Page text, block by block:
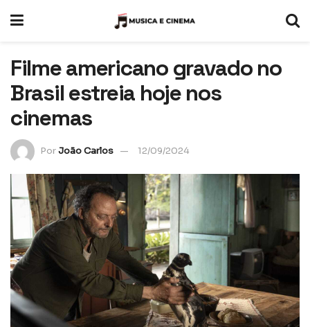
Filme americano gravado no
Brasil estreia hoje nos
cinemas
PorJoão Carlos 12/09/2024